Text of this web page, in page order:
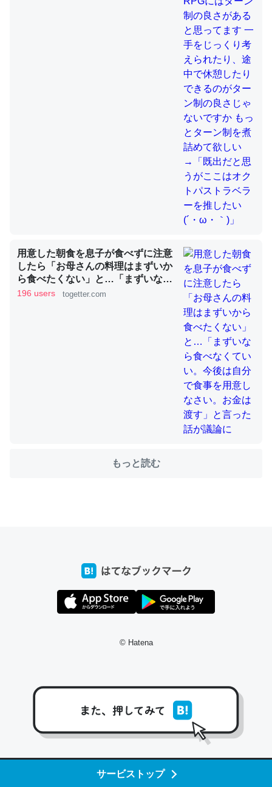
サービストップ
これを元に考えるとカルシウムを大量に使う脊椎動物と貝
類は苦労してるんだな…。腹足類だと殻を無くしてナメク
ウチもEchoを実家に置いて４年。でたまに覗いてる。ぼ
ちぼちRingも置こうかと画策中。あと、Googleマップで
位置情報を共有してる。電池残量や充電中かが分かるので
─たまにLINEするくらいだった遠方の父67歳と僕。ITツール導入で
コミュニケーションが劇的に変化した｜tayorini by LIFULL介護
ちょうど同じ理由でEcho Show 8を設定中でした。Prime
とかSpotifyを支払う孝行もできる。一生で親と会える残
り時間を日数にすると1週間とかの人が多いそうだけど、
それを実質100倍以上に伸ばす効果があるはず……
─たまにLINEするくらいだった遠方の父67歳と僕。ITツール導入で
コミュニケーションが劇的に変化した｜tayorini by LIFULL介護
回線代ほとんどかからないですよ。参考：
これ作ろう。/早速夕食に作った！本当にスナップえんどう
ットペッパーグルメ
スペインにもアリオリソースがあり、それも美味しいんだ
けど、読み方が違うだけで同じものを指すのか、また違う
用意した朝食を息子が食べずに注意
したら「お母さんの料理はまずいか
ら食べたくない」と…「まずいなら
食べなくていい。今後は自分で食事
196 users togetter.com
もっと読む
© Hatena